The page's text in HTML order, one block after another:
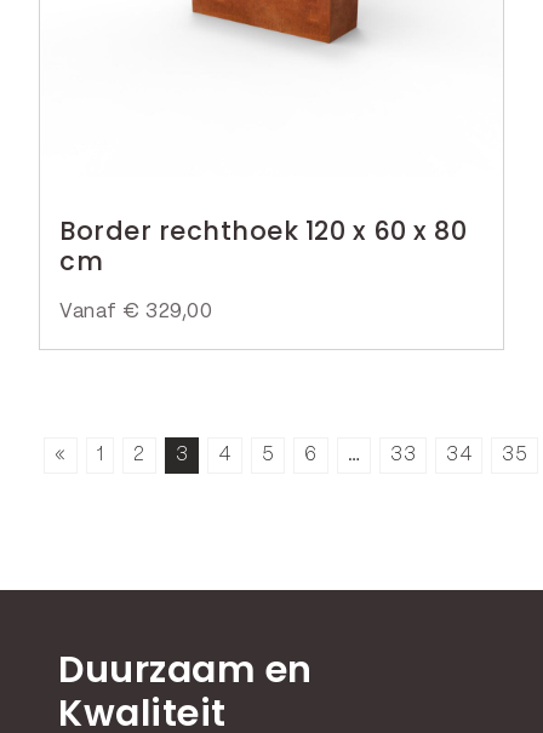
Border rechthoek 120 x 60 x 80
cm
Vanaf € 329,00
« 1 2 3 4 5 6 … 33 34 35
Duurzaam en
Kwaliteit